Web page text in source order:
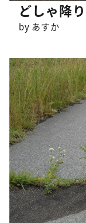
どしゃ降
by あすか